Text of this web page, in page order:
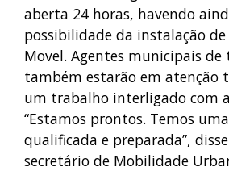
aberta 24 horas, havendo
possibilidade da instalação de
Movel. Agentes municipais
também estarão em atenção
um trabalho interligado com a
“Estamos prontos. Temos
qualificada e preparada”,
secretário de Mobilidade